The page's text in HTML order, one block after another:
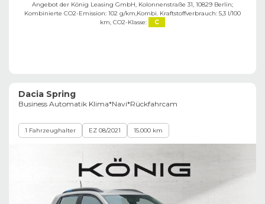
Angebot der König Leasing GmbH, Kolonnenstraße 31, 10829 Berlin;
Kombinierte CO2-Emission: 102 g/km,Kombi. Kraftstoffverbrauch: 5,3 l/100
km, CO2-Klasse: C
Dacia Spring
Business Automatik Klima*Navi*Rückfahrcam
1 Fahrzeughalter EZ 08/2021 15.000 km